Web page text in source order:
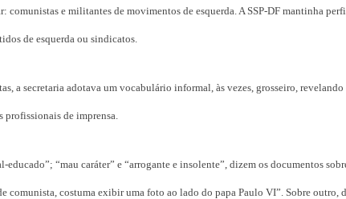
comunistas e militantes de movimentos de esquerda. A SSP-DF mantinha
de esquerda ou sindicatos.
a secretaria adotava um vocabulário informal, às vezes, grosseiro,
profissionais de imprensa.
educado”; “mau caráter” e “arrogante e insolente”, dizem os documentos
comunista, costuma exibir uma foto ao lado do papa Paulo VI”. Sobre outro,